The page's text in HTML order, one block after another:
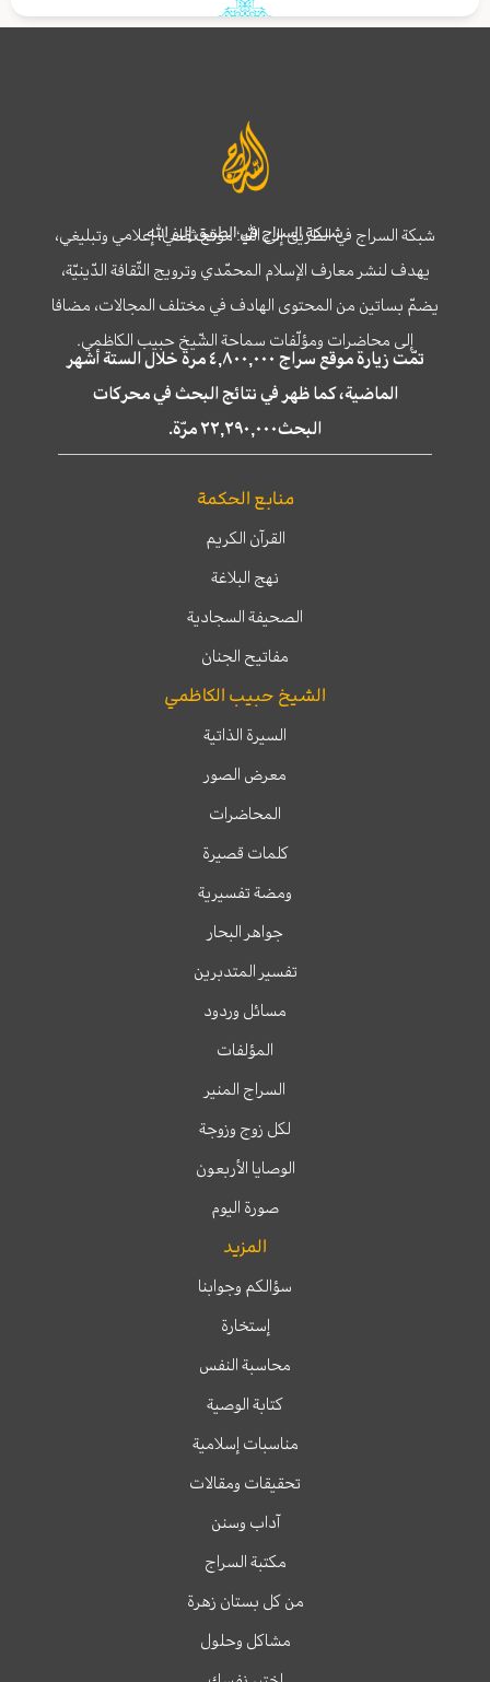
شبكة السراج في الطريق إلى الله
شبكة السراج في الطريق إلى الله؛ موقع ثقافي، إعلامي وتبليغي،
يهدف لنشر معارف الإسلام المحمّدي وترويج الثّقافة الدّينيّة،
يضمّ بساتين من المحتوى الهادف في مختلف المجالات، مضافا
إلى محاضرات ومؤلّفات سماحة الشّيخ حبيب الكاظمي.
تمّت زيارة موقع سراج ٤,٨٠٠,٠٠٠ مرة خلال الستة أشهر
الماضية، كما ظهر في نتائج البحث في محركات
البحث٢٢,٢٩٠,٠٠٠ مرّة.
منابع الحكمة
القرآن الكريم
نهج البلاغة
الصحيفة السجادية
مفاتيح الجنان
الشيخ حبيب الكاظمي
السيرة الذاتية
معرض الصور
المحاضرات
كلمات قصيرة
ومضة تفسيرية
جواهر البحار
تفسير المتدبرين
مسائل وردود
المؤلفات
السراج المنير
لكل زوج وزوجة
الوصايا الأربعون
صورة اليوم
المزيد
سؤالكم وجوابنا
إستخارة
محاسبة النفس
كتابة الوصية
مناسبات إسلامية
تحقيقات ومقالات
آداب وسنن
مكتبة السراج
من كل بستان زهرة
مشاكل وحلول